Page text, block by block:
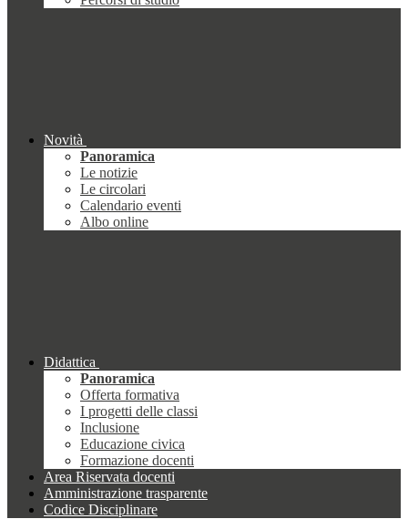
Novità
Panoramica
Le notizie
Le circolari
Calendario eventi
Albo online
Didattica
Panoramica
Offerta formativa
I progetti delle classi
Inclusione
Educazione civica
Formazione docenti
Area Riservata docenti
Amministrazione trasparente
Codice Disciplinare